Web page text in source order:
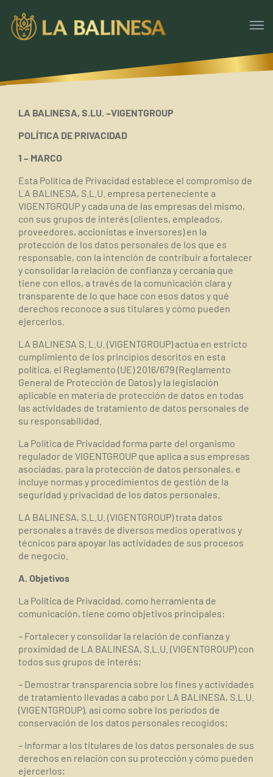
LA BALINESA, S.LU. –VIGENTGROUP
POLÍTICA DE PRIVACIDAD
1 – MARCO
Esta Política de Privacidad establece el compromiso de
LA BALINESA, S.L.U. empresa perteneciente a
VIGENTGROUP y cada una de las empresas del mismo,
con sus grupos de interés (clientes, empleados,
proveedores, accionistas e inversores) en la
protección de los datos personales de los que es
responsable, con la intención de contribuir a fortalecer
y consolidar la relación de confianza y cercanía que
tiene con ellos, a través de la comunicación clara y
transparente de lo que hace con esos datos y qué
derechos reconoce a sus titulares y cómo pueden
ejercerlos.
LA BALINESA S. L.U. (VIGENTGROUP) actúa en estricto
cumplimiento de los principios descritos en esta
política, el Reglamento (UE) 2016/679 (Reglamento
General de Protección de Datos) y la legislación
aplicable en materia de protección de datos en todas
las actividades de tratamiento de datos personales de
su responsabilidad.
La Política de Privacidad forma parte del organismo
regulador de VIGENTGROUP que aplica a sus empresas
asociadas, para la protección de datos personales, e
incluye normas y procedimientos de gestión de la
seguridad y privacidad de los datos personales.
LA BALINESA, S.L.U. (VIGENTGROUP) trata datos
personales a través de diversos medios operativos y
técnicos para apoyar las actividades de sus procesos
de negocio.
A. Objetivos
La Política de Privacidad, como herramienta de
comunicación, tiene como objetivos principales:
– Fortalecer y consolidar la relación de confianza y
proximidad de LA BALINESA, S.L.U. (VIGENTGROUP) con
todos sus grupos de interés;
– Demostrar transparencia sobre los fines y actividades
de tratamiento llevadas a cabo por LA BALINESA, S.L.U.
(VIGENTGROUP), así como sobre los períodos de
conservación de los datos personales recogidos;
– Informar a los titulares de los datos personales de sus
derechos en relación con su protección y cómo pueden
ejercerlos;